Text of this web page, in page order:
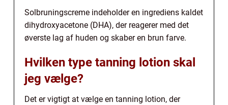
Solbruningscreme indeholder en ingrediens kaldet
dihydroxyacetone (DHA), der reagerer med det
øverste lag af huden og skaber en brun farve.
Hvilken type tanning lotion skal
jeg vælge?
Det er vigtigt at vælge en tanning lotion, der